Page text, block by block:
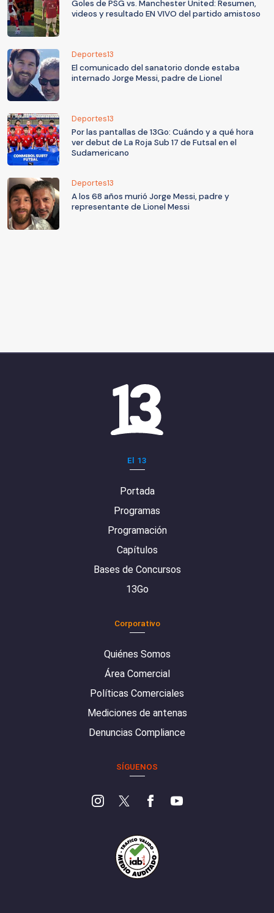
Goles de PSG vs. Manchester United: Resumen,
videos y resultado EN VIVO del partido amistoso
Deportes13
El comunicado del sanatorio donde estaba
internado Jorge Messi, padre de Lionel
Deportes13
Por las pantallas de 13Go: Cuándo y a qué hora
ver debut de La Roja Sub 17 de Futsal en el
Sudamericano
Deportes13
A los 68 años murió Jorge Messi, padre y
representante de Lionel Messi
El 13
Portada
Programas
Programación
Capítulos
Bases de Concursos
13Go
Corporativo
Quiénes Somos
Área Comercial
Políticas Comerciales
Mediciones de antenas
Denuncias Compliance
SÍGUENOS